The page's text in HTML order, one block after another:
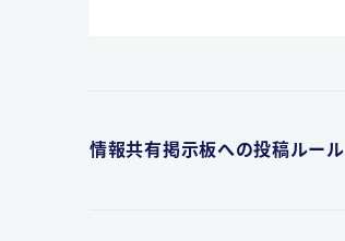
情報共有掲示板への投稿ルール